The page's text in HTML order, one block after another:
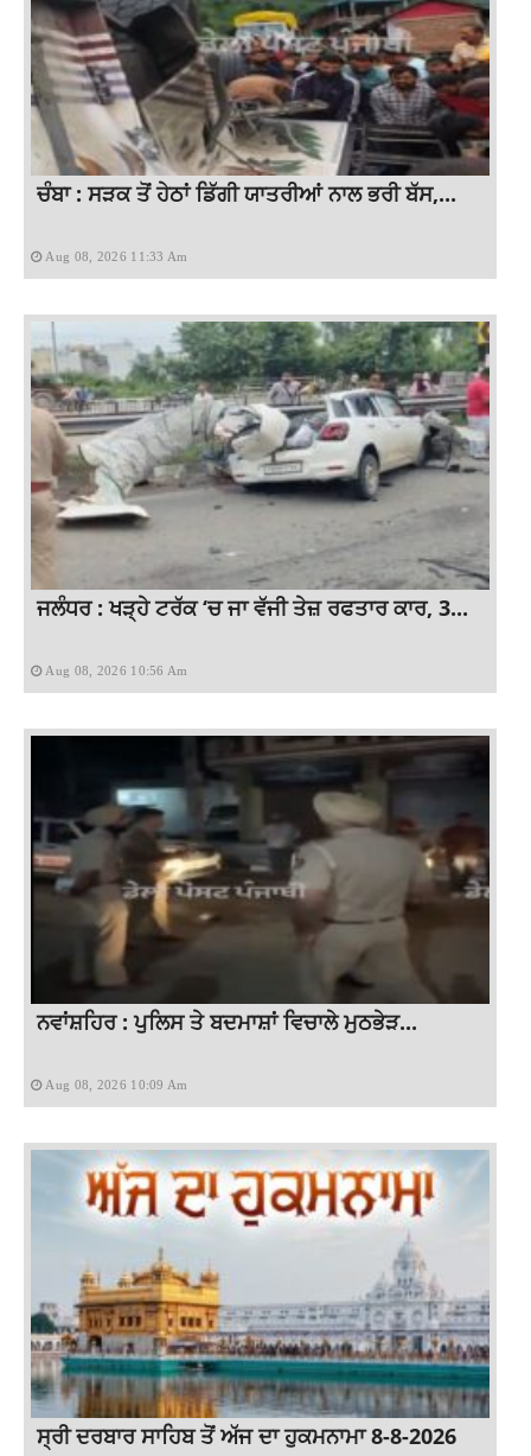
ਚੰਬਾ : ਸੜਕ ਤੋਂ ਹੇਠਾਂ ਡਿੱਗੀ ਯਾਤਰੀਆਂ ਨਾਲ ਭਰੀ ਬੱਸ,...
Aug 08, 2026 11:33 Am
ਜਲੰਧਰ : ਖੜ੍ਹੇ ਟਰੱਕ ‘ਚ ਜਾ ਵੱਜੀ ਤੇਜ਼ ਰਫਤਾਰ ਕਾਰ, 3...
Aug 08, 2026 10:56 Am
ਨਵਾਂਸ਼ਹਿਰ : ਪੁਲਿਸ ਤੇ ਬਦਮਾਸ਼ਾਂ ਵਿਚਾਲੇ ਮੁਠਭੇੜ...
Aug 08, 2026 10:09 Am
ਸ੍ਰੀ ਦਰਬਾਰ ਸਾਹਿਬ ਤੋਂ ਅੱਜ ਦਾ ਹੁਕਮਨਾਮਾ 8-8-2026